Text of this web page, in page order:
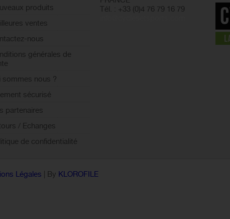
produits
ventes
nous
générales de
sommes nous ?
sécurisé
partenaires
/ Echanges
de confidentialité
Tél. : +33 (0)4 76 79 16 79
Légales | By KLOROFILE